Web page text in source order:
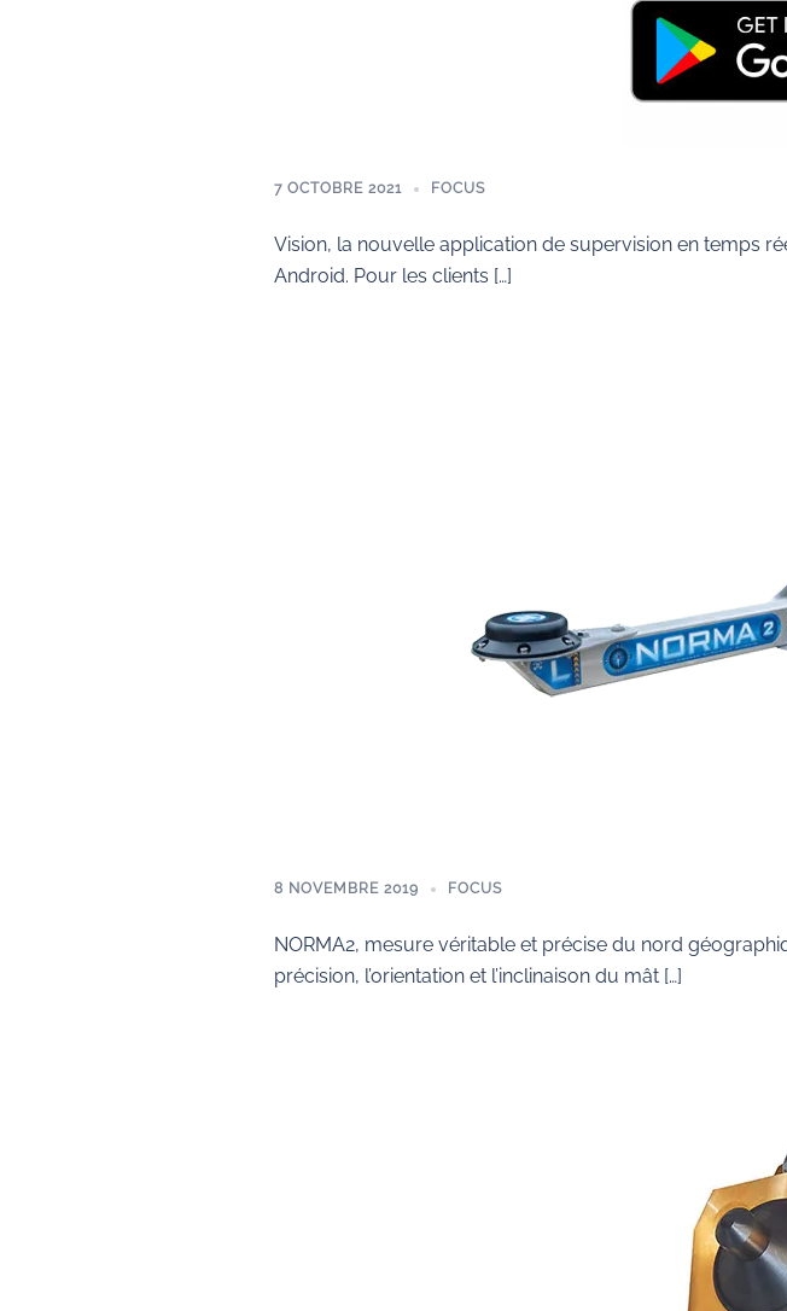
7 OCTOBRE 2021 FOCUS
Vision, la nouvelle application de supervision en temps
Android. Pour les clients […]
8 NOVEMBRE 2019 FOCUS
NORMA2, mesure véritable et précise du nord
précision, l’orientation et l’inclinaison du mât […]